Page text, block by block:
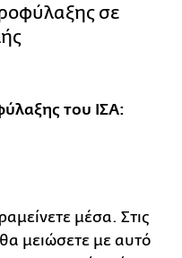
σε
του ΙΣΑ:
μέσα. Στις
μειώσετε με αυτό